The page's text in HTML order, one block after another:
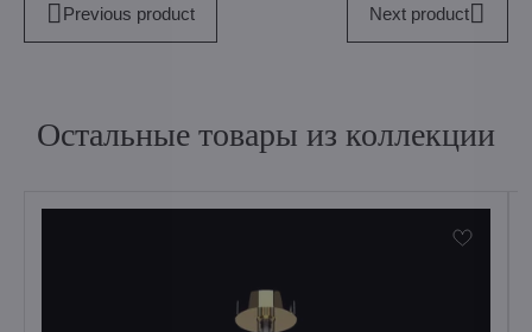
Previous product Next product
Остальные товары из коллекции